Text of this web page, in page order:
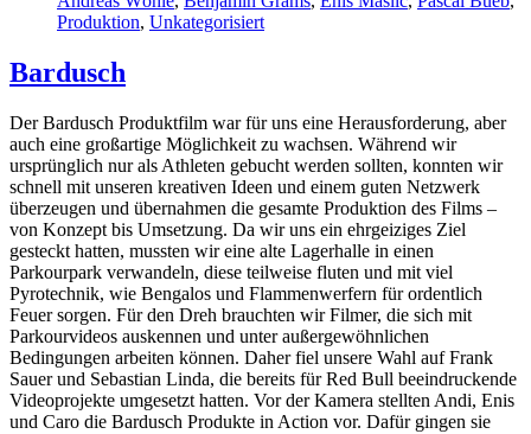
Produktion, Unkategorisiert
Bardusch
Der Bardusch Produktfilm war für uns eine Herausforderung, aber
auch eine großartige Möglichkeit zu wachsen. Während wir
ursprünglich nur als Athleten gebucht werden sollten, konnten wir
schnell mit unseren kreativen Ideen und einem guten Netzwerk
überzeugen und übernahmen die gesamte Produktion des Films –
von Konzept bis Umsetzung. Da wir uns ein ehrgeiziges Ziel
gesteckt hatten, mussten wir eine alte Lagerhalle in einen
Parkourpark verwandeln, diese teilweise fluten und mit viel
Pyrotechnik, wie Bengalos und Flammenwerfern für ordentlich
Feuer sorgen. Für den Dreh brauchten wir Filmer, die sich mit
Parkourvideos auskennen und unter außergewöhnlichen
Bedingungen arbeiten können. Daher fiel unsere Wahl auf Frank
Sauer und Sebastian Linda, die bereits für Red Bull beeindruckende
Videoprojekte umgesetzt hatten. Vor der Kamera stellten Andi, Enis
und Caro die Bardusch Produkte in Action vor. Dafür gingen sie